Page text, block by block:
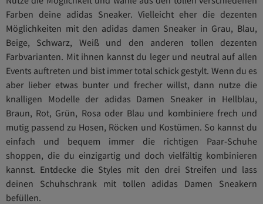
Farben deine adidas Sneaker. Vielleicht eher die dezenten
Möglichkeiten mit den adidas damen Sneaker in Grau, Blau,
Beige, Schwarz, Weiß und den anderen tollen dezenten
Farbvarianten. Mit ihnen kannst du leger und neutral auf allen
Events auftreten und bist immer total schick gestylt. Wenn du es
aber lieber etwas bunter und frecher willst, dann nutze die
knalligen Modelle der adidas Damen Sneaker in Hellblau,
Braun, Rot, Grün, Rosa oder Blau und kombiniere frech und
mutig passend zu Hosen, Röcken und Kostümen. So kannst du
einfach und bequem immer die richtigen Paar-Schuhe
shoppen, die du einzigartig und doch vielfältig kombinieren
kannst. Entdecke die Styles mit den drei Streifen und lass
deinen Schuhschrank mit tollen adidas Damen Sneakern
befüllen.